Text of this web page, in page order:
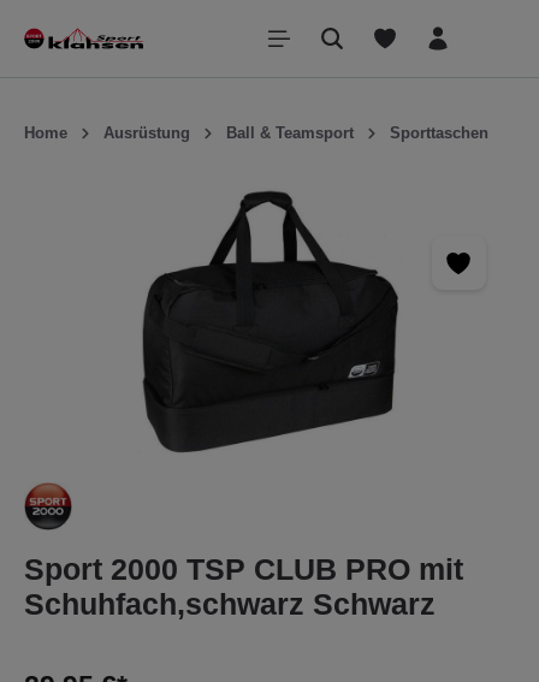
springen
Home Ausrüstung Ball & Teamsport Sporttaschen
Sport 2000 TSP CLUB PRO mit
Schuhfach,schwarz Schwarz